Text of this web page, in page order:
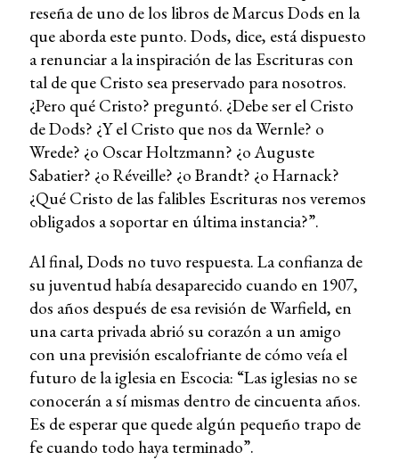
reseña de uno de los libros de Marcus Dods en la
que aborda este punto. Dods, dice, está dispuesto
a renunciar a la inspiración de las Escrituras con
tal de que Cristo sea preservado para nosotros.
¿Pero qué Cristo? preguntó. ¿Debe ser el Cristo
de Dods? ¿Y el Cristo que nos da Wernle? o
Wrede? ¿o Oscar Holtzmann? ¿o Auguste
Sabatier? ¿o Réveille? ¿o Brandt? ¿o Harnack?
¿Qué Cristo de las falibles Escrituras nos veremos
obligados a soportar en última instancia?”.
Al final, Dods no tuvo respuesta. La confianza de
su juventud había desaparecido cuando en 1907,
dos años después de esa revisión de Warfield, en
una carta privada abrió su corazón a un amigo
con una previsión escalofriante de cómo veía el
futuro de la iglesia en Escocia: “Las iglesias no se
conocerán a sí mismas dentro de cincuenta años.
Es de esperar que quede algún pequeño trapo de
fe cuando todo haya terminado”.